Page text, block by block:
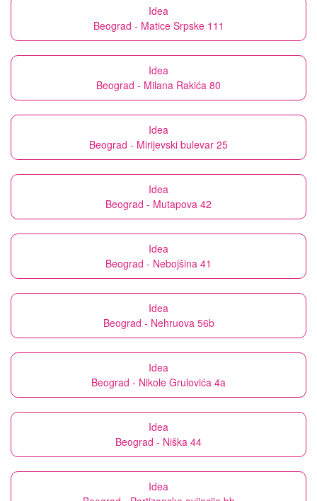
Idea
Beograd - Matice Srpske 111
Idea
Beograd - Milana Rakića 80
Idea
Beograd - Mirijevski bulevar 25
Idea
Beograd - Mutapova 42
Idea
Beograd - Nebojšina 41
Idea
Beograd - Nehruova 56b
Idea
Beograd - Nikole Grulovića 4a
Idea
Beograd - Niška 44
Idea